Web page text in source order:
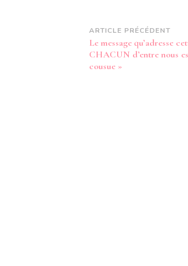
Navigation
d’article
ARTICLE PRÉCÉDENT
Le message qu’adresse
CHACUN d’entre nous
cousue »